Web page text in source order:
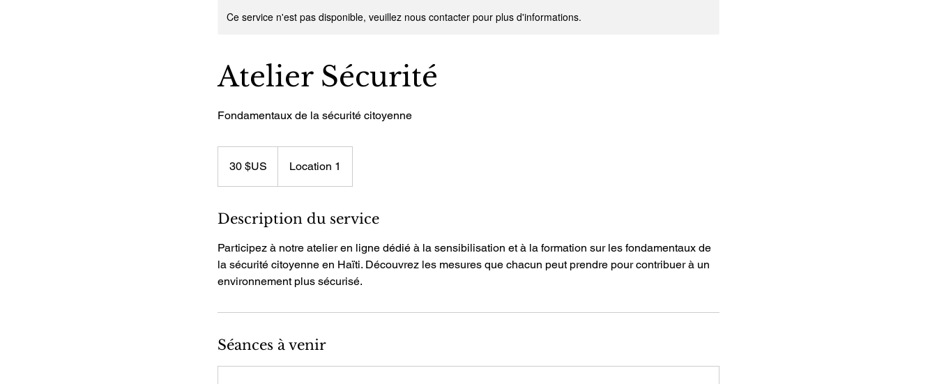
Ce service n'est pas disponible, veuillez nous contacter pour plus d'informations.
Atelier Sécurité
Fondamentaux de la sécurité citoyenne
des30 $US Location 1
Description du service
Participez à notre atelier en ligne dédié à la sensibilisation et à la formation sur les fondamentaux de
la sécurité citoyenne en Haïti. Découvrez les mesures que chacun peut prendre pour contribuer à un
environnement plus sécurisé.
Séances à venir